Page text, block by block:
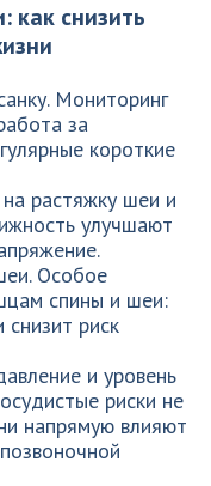
как снизить
Мониторинг
за
короткие
растяжку шеи и
улучшают
Особое
спины и шеи:
снизит риск
и уровень
риски не
напрямую влияют